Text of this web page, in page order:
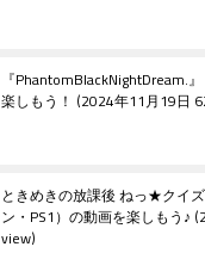
『PhantomBlackNightDream.
楽しもう！ 2024年11月19日
ときめきの放課後 ねっ★クイ
ン・PS1）の動画を楽しもう♪
view